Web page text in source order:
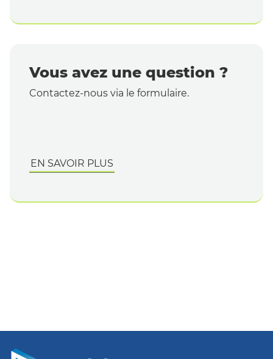
Vous avez une question ?
Contactez-nous via le formulaire.
EN SAVOIR PLUS